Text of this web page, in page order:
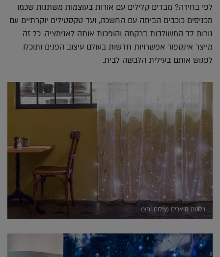
לפי בחירה? מבדים קלילים עם אורות בעוצמות משתנות שכמו
מכניסים כוכבים הביתה עם החשכה, ועד טקסטילים יוקרתיים עם
נורות לד המשולבות ברקמה והופכות אותה לאנימציה. כל זה
מייצר אינספור אפשרויות חדשות בעולם עיצוב הפנים ותוכלו
לפגוש אותם בעילית הלבשה לבית.
וילונות מוארים (צילום יחצ)